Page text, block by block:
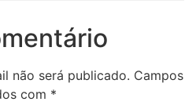
não será publicado. Campos
com *